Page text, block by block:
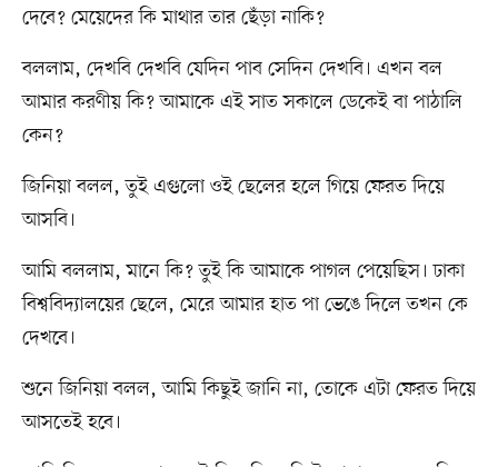
দেবে? মেয়েদের কি মাথার তার ছেঁড়া নাকি?
বললাম, দেখবি দেখবি যেদিন পাব সেদিন দেখবি। এখন বল
আমার করণীয় কি? আমাকে এই সাত সকালে ডেকেই বা পাঠালি
কেন?
জিনিয়া বলল, তুই এগুলো ওই ছেলের হলে গিয়ে ফেরত দিয়ে
আসবি।
আমি বললাম, মানে কি? তুই কি আমাকে পাগল পেয়েছিস। ঢাকা
বিশ্ববিদ্যালয়ের ছেলে, মেরে আমার হাত পা ভেঙে দিলে তখন কে
দেখবে।
শুনে জিনিয়া বলল, আমি কিছুই জানি না, তোকে এটা ফেরত দিয়ে
আসতেই হবে।